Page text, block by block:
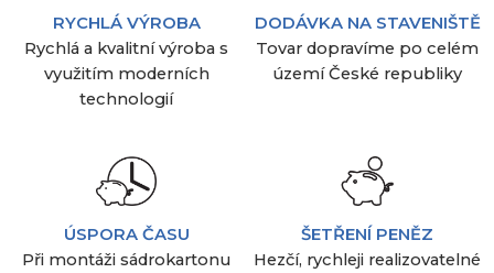
RYCHLÁ VÝROBA
Rychlá a kvalitní výroba s
využitím moderních
technologií
DODÁVKA NA STAVENIŠTĚ
Tovar dopravíme po celém
území České republiky
ÚSPORA ČASU
Při montáži sádrokartonu
ŠETŘENÍ PENĚZ
Hezčí, rychleji realizovatelné